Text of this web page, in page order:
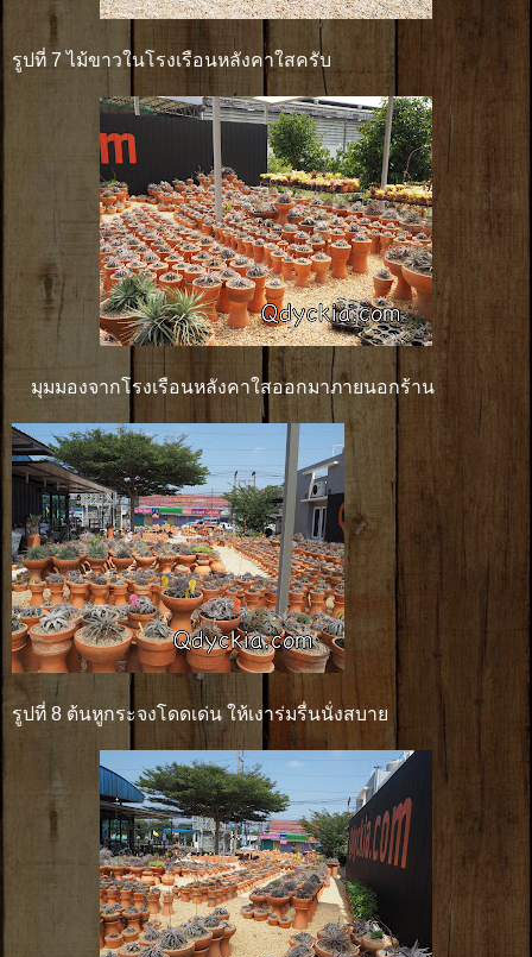
รูปที่ 7 ไม้ขาวในโรงเรือนหลังคาใสครับ
มุมมองจากโรงเรือนหลังคาใสออกมาภายนอกร้าน
รูปที่ 8 ต้นหูกระจงโดดเด่น ให้เงาร่มรื่นนั่งสบาย